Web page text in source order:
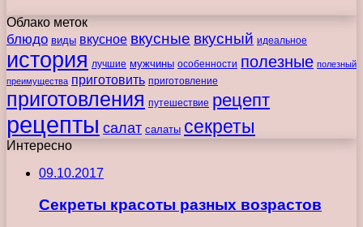
Облако меток
блюдо виды вкусное вкусные вкусный идеальное
история лучшие мужчины особенности полезные полезный
преимущества приготовить приготовление
приготовления путешествие рецепт
рецепты салат салаты секреты
Интересно
09.10.2017
Секреты красоты разных возрастов